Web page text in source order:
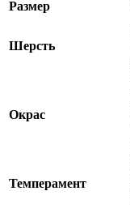
Размер
Шерсть
Окрас
Темперамент